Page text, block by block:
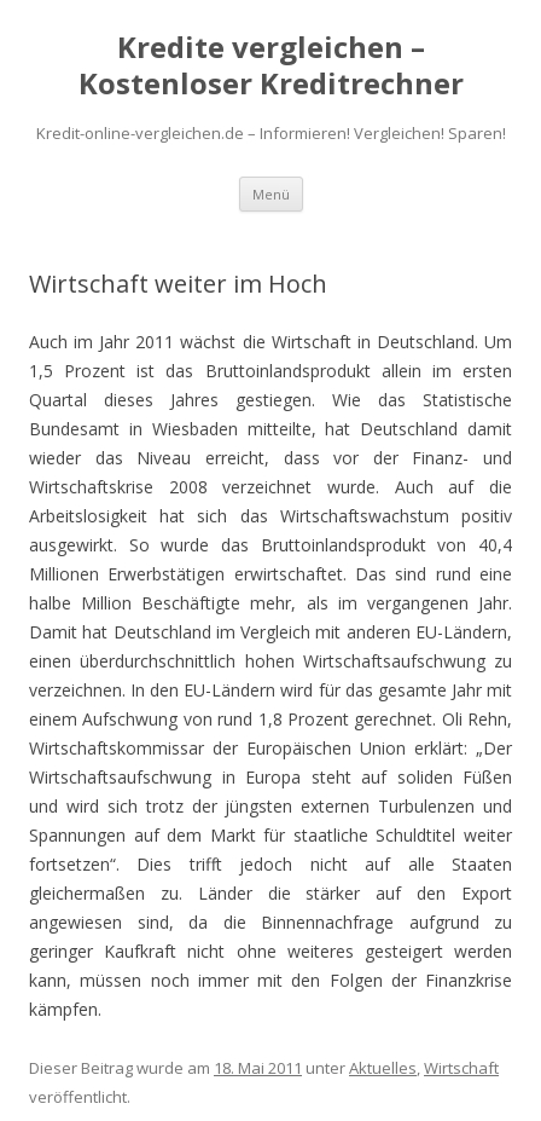
Kredite vergleichen –
Kostenloser Kreditrechner
Kredit-online-vergleichen.de – Informieren! Vergleichen! Sparen!
Menü Zum
springen
Wirtschaft weiter im Hoch
Auch im Jahr 2011 wächst die Wirtschaft in Deutschland. Um
1,5 Prozent ist das Bruttoinlandsprodukt allein im ersten
Quartal dieses Jahres gestiegen. Wie das Statistische
Bundesamt in Wiesbaden mitteilte, hat Deutschland damit
wieder das Niveau erreicht, dass vor der Finanz- und
Wirtschaftskrise 2008 verzeichnet wurde. Auch auf die
Arbeitslosigkeit hat sich das Wirtschaftswachstum positiv
ausgewirkt. So wurde das Bruttoinlandsprodukt von 40,4
Millionen Erwerbstätigen erwirtschaftet. Das sind rund eine
halbe Million Beschäftigte mehr, als im vergangenen Jahr.
Damit hat Deutschland im Vergleich mit anderen EU-Ländern,
einen überdurchschnittlich hohen Wirtschaftsaufschwung zu
verzeichnen. In den EU-Ländern wird für das gesamte Jahr mit
einem Aufschwung von rund 1,8 Prozent gerechnet. Oli Rehn,
Wirtschaftskommissar der Europäischen Union erklärt: „Der
Wirtschaftsaufschwung in Europa steht auf soliden Füßen
und wird sich trotz der jüngsten externen Turbulenzen und
Spannungen auf dem Markt für staatliche Schuldtitel weiter
fortsetzen“. Dies trifft jedoch nicht auf alle Staaten
gleichermaßen zu. Länder die stärker auf den Export
angewiesen sind, da die Binnennachfrage aufgrund zu
geringer Kaufkraft nicht ohne weiteres gesteigert werden
kann, müssen noch immer mit den Folgen der Finanzkrise
kämpfen.
Dieser Beitrag wurde am 18. Mai 2011 unterAktuelles,Wirtschaft
veröffentlicht.